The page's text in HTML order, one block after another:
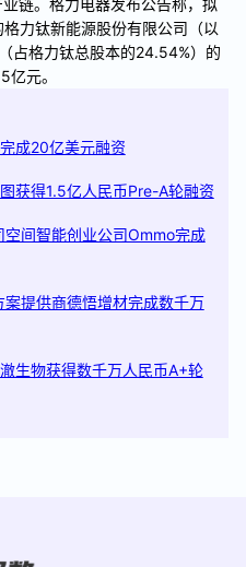
链。格力电器发布公告称，拟
力钛新能源股份有限公司（以
占格力钛总股本的24.54%）的
元。
成20亿美元融资
获得1.5亿人民币Pre-A轮融资
间智能创业公司Ommo完成
提供商德悟增材完成数千万
生物获得数千万人民币A+轮